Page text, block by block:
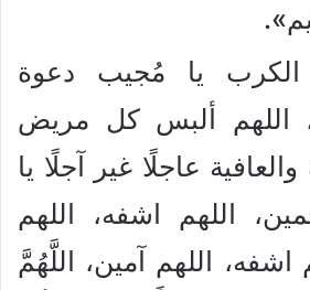
الكرب يا مُجيب دعوة
اللهم ألبس كل مريض
عاجلًا غير آجلًا يا
اللهم اشفه، اللهم
اشفه، اللهم آمين، اللَّهُمَّ